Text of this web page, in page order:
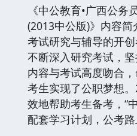
《中公教育•广西公
(2013中公版)》内容
考试研究与辅导的开
不断深入研究考试，
内容与考试高度吻合
考生实现了公职梦想
效地帮助考生备考，“
配套学习计划，公考路